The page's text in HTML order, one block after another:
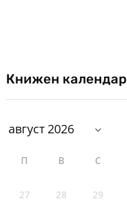
Книжен календар
П В С
27 28 29